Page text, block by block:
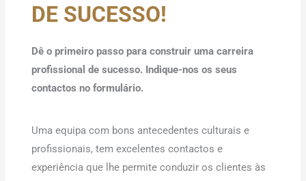
DE SUCESSO!
Dê o primeiro passo para construir uma carreira
profissional de sucesso. Indique-nos os seus
contactos no formulário.
Uma equipa com bons antecedentes culturais e
profissionais, tem excelentes contactos e
experiência que lhe permite conduzir os clientes às